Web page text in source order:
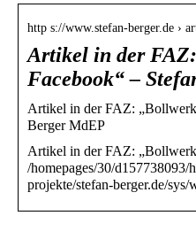
http s://www.stefan-berger.de ›
Artikel in der
Facebook“ –
Artikel in der FAZ: „Bollwerk
Berger MdEP
Artikel in der FAZ:
/homepages/30/d157738093/
projekte/stefan-berger.de/